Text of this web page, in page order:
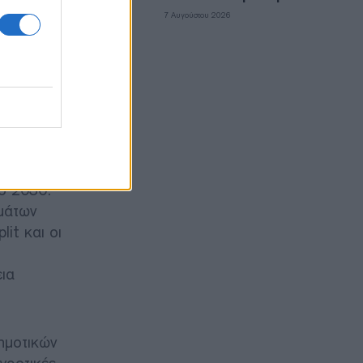
2030.
και οι
7 Αυγούστου 2026